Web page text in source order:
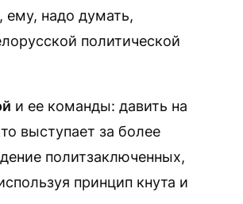
ему, надо думать,
политической
и ее команды: давить на
выступает за более
политзаключенных,
принцип кнута и